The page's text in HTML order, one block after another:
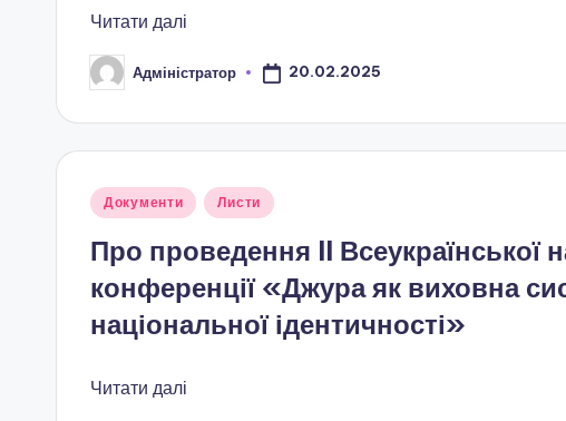
в
и
х
в
а
Читати далі
Опубліковано
Адміністратор 20.02.2025
Опубліковано
Документи Листи
Про проведення II Всеукраїнської
конференції «Джура як виховна
національної ідентичності»
Читати далі